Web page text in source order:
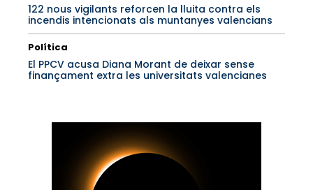
122 nous vigilants reforcen la lluita contra els
incendis intencionats als muntanyes valencians
Política
El PPCV acusa Diana Morant de deixar sense
finançament extra les universitats valencianes